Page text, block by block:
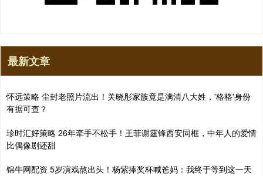
最新文章
怀远策略 尘封老照片流出！关晓彤家族竟是满清八大姓，'格格'身份
有据可查？
珍时汇好策略 26年牵手不松手！王菲谢霆锋西安同框，中年人的爱情
比偶像剧还甜
锦牛网配资 5岁演戏熬出头！杨紫捧奖杯喊爸妈：我终于等到这一天